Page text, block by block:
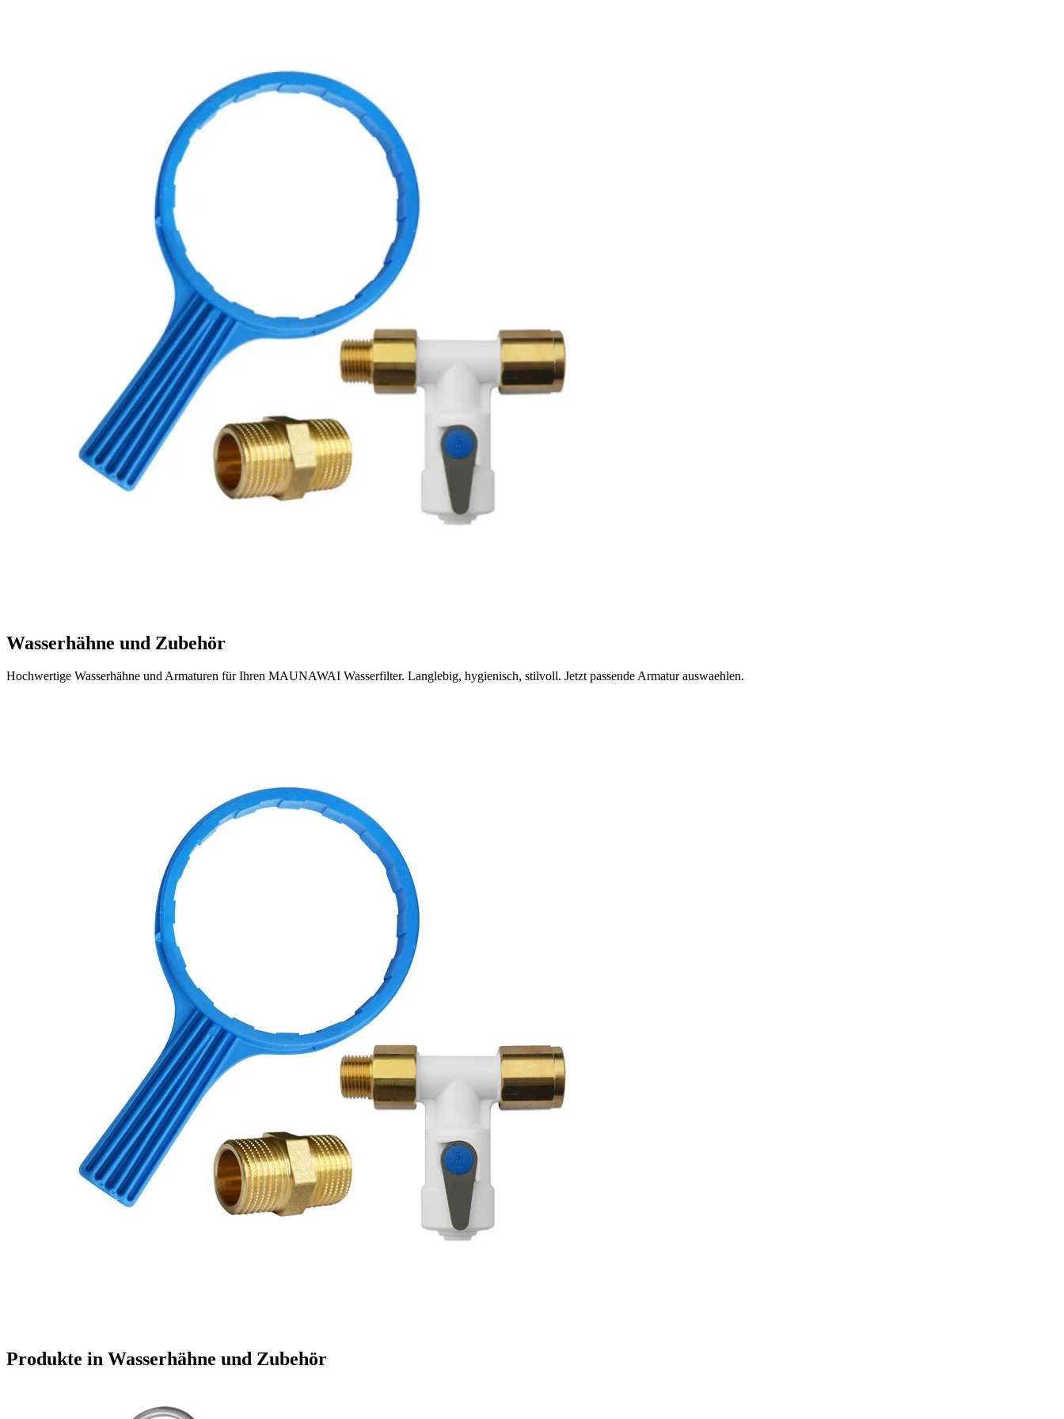
Wasserhähne und Zubehör
Hochwertige Wasserhähne und Armaturen für Ihren MAUNAWAI Wasserfilter. Langlebig, hygienisch, stilvoll. Jetzt passende Armatur auswaehlen.
Produkte in Wasserhähne und Zubehör